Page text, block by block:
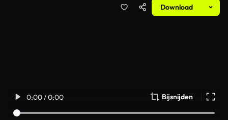
Download
0:00 / 0:00 Bijsnijden